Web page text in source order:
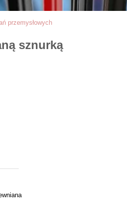
przemysłowych
sznurką